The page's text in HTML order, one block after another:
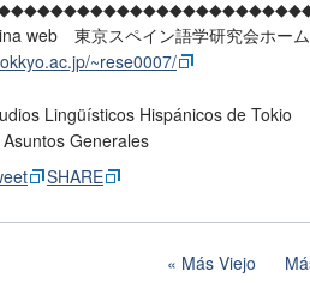
web 東京スペイン語学研究会ホー
~rese0007/
Lingüísticos Hispánicos de Tokio
Generales
SHARE
Más Viejo